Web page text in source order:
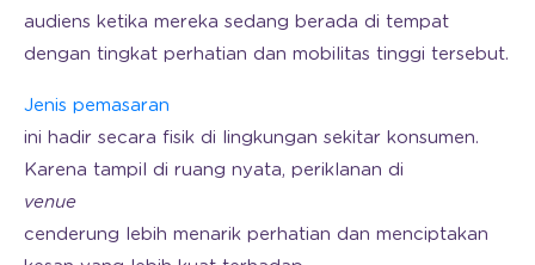
audiens ketika mereka sedang berada di tempat
dengan tingkat perhatian dan mobilitas tinggi tersebut.
Jenis pemasaran
ini hadir secara fisik di lingkungan sekitar konsumen.
Karena tampil di ruang nyata, periklanan di
venue
cenderung lebih menarik perhatian dan menciptakan